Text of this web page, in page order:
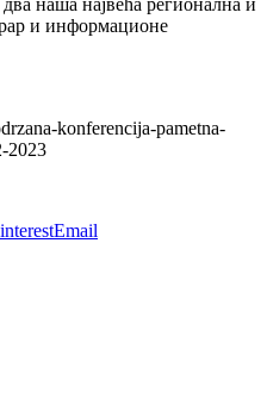
и информационе
konferencija-pametna-
2023
Email